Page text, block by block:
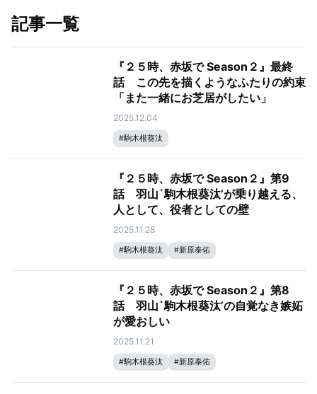
記事一覧
『２５時、赤坂で Season２』最終
話 この先を描くようなふたりの約束
「また一緒にお芝居がしたい」
2025.12.04
#駒木根葵汰
『２５時、赤坂で Season２』第9
話 羽山`駒木根葵汰’が乗り越える、
人として、役者としての壁
2025.11.28
#駒木根葵汰 #新原泰佑
『２５時、赤坂で Season２』第8
話 羽山`駒木根葵汰’の自覚なき嫉妬
が愛おしい
2025.11.21
#駒木根葵汰 #新原泰佑